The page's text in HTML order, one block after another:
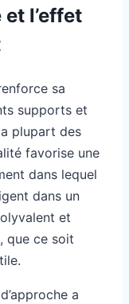
l’effet
sa
supports et
plupart des
favorise une
dans lequel
dans un
et
que ce soit
a